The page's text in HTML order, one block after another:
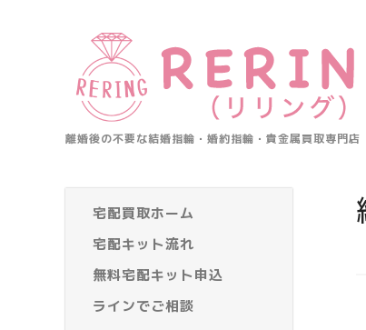
離婚後の不要な結婚指輪・婚約指輪・貴金属買取専門
宅配買取ホーム
宅配キット流れ
無料宅配キット申込
ラインでご相談